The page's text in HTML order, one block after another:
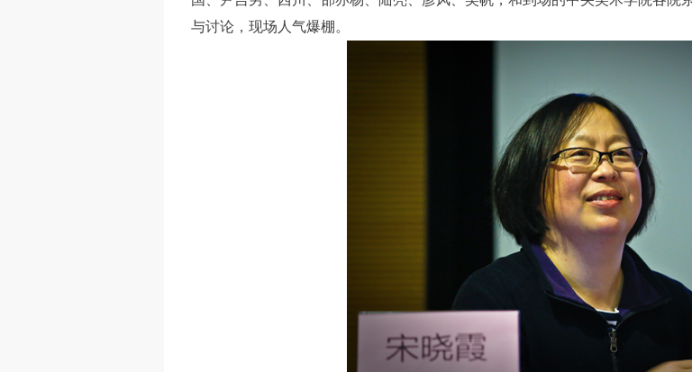
与讨论，现场人气爆棚。